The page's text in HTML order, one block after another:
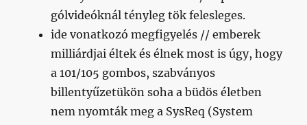
gólvideóknál tényleg tök felesleges.
ide vonatkozó megfigyelés // emberek
milliárdjai éltek és élnek most is úgy, hogy
a 101/105 gombos, szabványos
billentyűzetükön soha a büdös életben
nem nyomták meg a SysReq (System